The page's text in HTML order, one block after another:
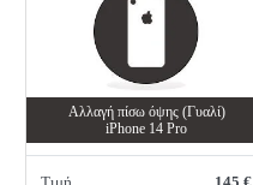
Αλλαγή πίσω όψης (Γυαλί)
iPhone 14 Pro